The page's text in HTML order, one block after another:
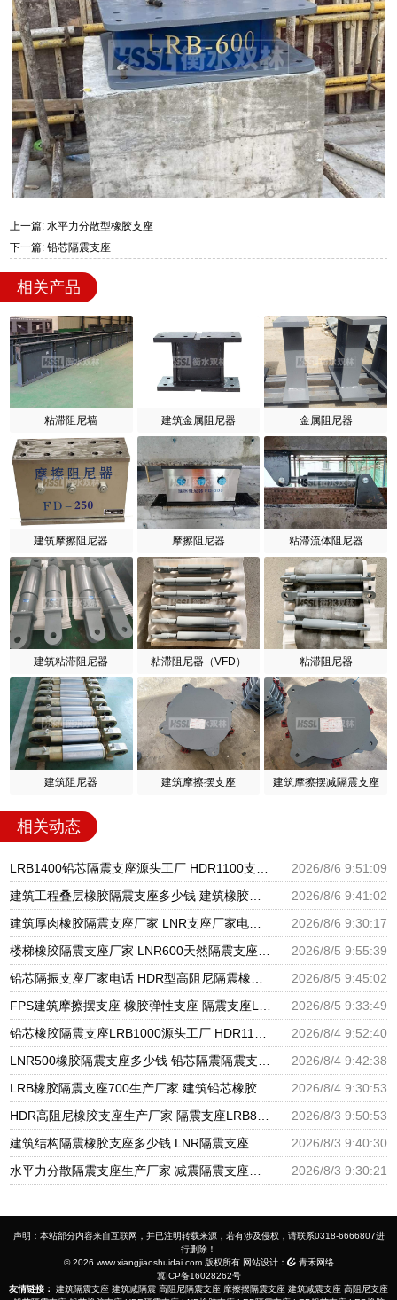
上一篇: 水平力分散型橡胶支座
下一篇: 铅芯隔震支座
相关产品
粘滞阻尼墙 建筑金属阻尼器 金属阻尼器
建筑摩擦阻尼器 摩擦阻尼器 粘滞流体阻尼器
建筑粘滞阻尼器 粘滞阻尼器（VFD） 粘滞阻尼器
建筑阻尼器 建筑摩擦摆支座 建筑摩擦摆减隔震支座
相关动态
2026/8/6 9:51:09
2026/8/6 9:41:02
2026/8/6 9:30:17
2026/8/5 9:55:39
2026/8/5 9:45:02
2026/8/5 9:33:49
2026/8/4 9:52:40
2026/8/4 9:42:38
2026/8/4 9:30:53
2026/8/3 9:50:53
2026/8/3 9:40:30
2026/8/3 9:30:21
声明：本站部分内容来自互联网，并已注明转载来源，若有涉及侵权，请联系0318-6666807进
行删除！
© 2026 www.xiangjiaoshuidai.com 版权所有 网站设计：
青禾网络
冀ICP备16028262号
友情链接：
建筑隔震支座 建筑减隔震 高阻尼隔震支座 摩擦摆隔震支座 建筑减震支座 高阻尼支座